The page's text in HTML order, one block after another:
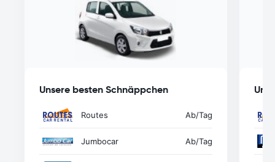
Unsere besten Schnäppchen
Routes Ab/Tag
Jumbocar Ab/Tag